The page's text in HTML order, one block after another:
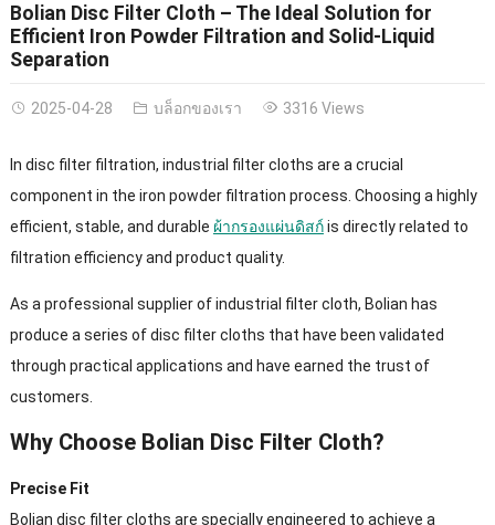
Bolian Disc Filter Cloth – The Ideal Solution for
Efficient Iron Powder Filtration and Solid-Liquid
Separation
2025-04-28 บล็อกของเรา 3316 Views
In disc filter filtration, industrial filter cloths are a crucial
component in the iron powder filtration process Choosing a highly
efficient, stable, and durable ผ้ากรองแผ่นดิสก์is directly related to
filtration efficiency and product quality.
As a professional supplier of industrial filter cloth, Bolian has
produce a series of disc filter cloths that have been validated
through practical applications and have earned the trust of
customers
Why Choose Bolian Disc Filter Cloth?
Precise Fit
Bolian disc filter cloths are specially engineered to achieve a